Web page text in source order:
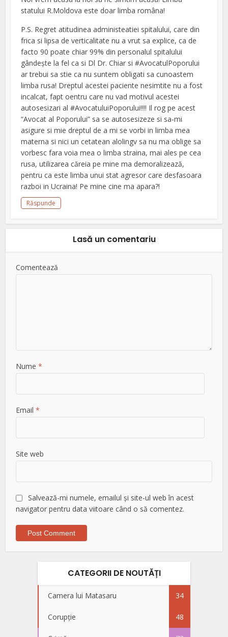
statului R.Moldova este doar limba româna!
P.S. Regret atitudinea administeatiei spitalului, care din
frica si lipsa de verticalitate nu a vrut sa explice, ca de
facto 90 poate chiar 99% din personalul spitalului
gândește la fel ca si Dl Dr. Chiar si #AvocatulPoporului
ar trebui sa stie ca nu suntem obligati sa cunoastem
limba rusa! Dreptul acestei paciente nesimtite nu a fost
incalcat, fapt oentru care nu vad motivul acestei
autosesizari al #AvocatuluiPoporului!!!! Il rog pe acest
“Avocat al Poporului” sa se autosesizeze si sa-mi
asigure si mie dreptul de a mi se vorbi in limba mea
materna si nici un cetatean alolingv sa nu ma oblige sa
vorbesc fara voia mea o limba straina, mai ales pe cea
rusa, utilizarea căreia pe mine ma demoralizează,
pentru ca este limba unui stat agresor care desfasoara
razboi in Ucraina! Pe mine cine ma apara?!
Răspunde
Lasă un comentariu
Comentează
Nume*
Email*
Site web
Salvează-mi numele, emailul și site-ul web în acest
navigator pentru data viitoare când o să comentez.
CATEGORII DE NOUTĂȚI
Camera lui Matasaru 34
Corupție 48